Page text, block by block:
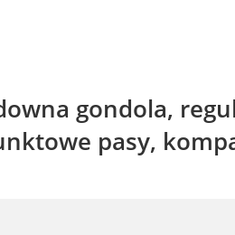
gondola,
pasy,